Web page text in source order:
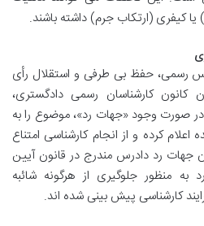
کیفری (ارتکاب جرم) داشته باشند.
رسمی، حفظ بی طرفی و استقلال رأی
۲ ماده ۱۸ قانون کانون کارشناسان رسمی دادگستری،
صورت وجود «جهات رد»، موضوع را به
کرده و از انجام کارشناسی امتناع
جهات رد دادرس مندرج در قانون آیین
منظور جلوگیری از هرگونه شائبه
کارشناسی پیش بینی شده اند.